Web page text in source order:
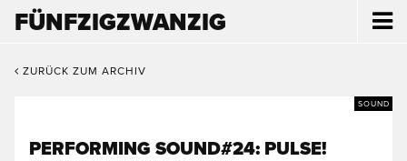
FÜNFZIGZWANZIG
ZURÜCK ZUM ARCHIV
SOUND
PERFORMING SOUND#24: PULSE!